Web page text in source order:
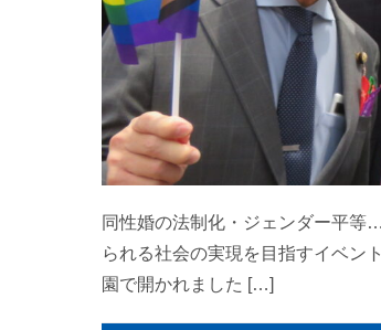
同性婚の法制化・ジェンダー平
られる社会の実現を目指すイベン
園で開かれました […]